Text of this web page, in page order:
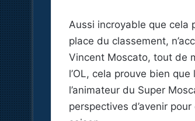
Aussi incroyable que cela
place du classement,
Vincent Moscato, tout de
l’OL, cela prouve bien
l’animateur du Super
perspectives d’avenir